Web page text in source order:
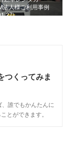
法人様ご利用事例
つくってみま
誰でもかんたんに
とができます。